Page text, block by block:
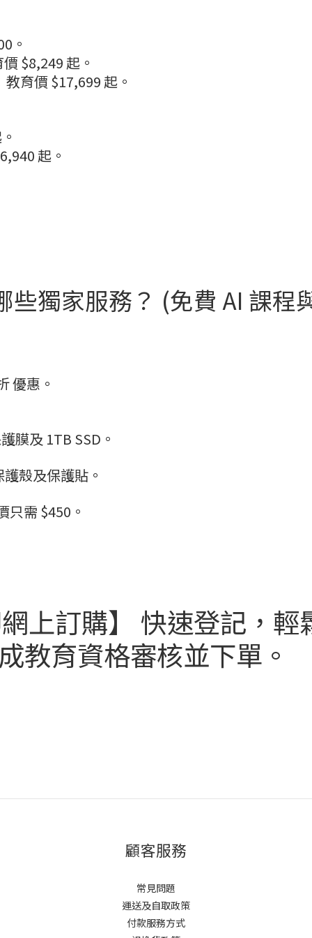
。
$8,249 起。
育價 $17,699 起。
起。
獨家服務？ (免費 AI 課程
優惠。
及 1TB SSD。
殼及保護貼。
需 $450。
上訂購】 快速登記，輕
教育資格審核並下單。
顧客服務
常見問題
運送及自取政策
付款服務方式